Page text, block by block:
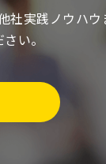
実践ノウハ
い。